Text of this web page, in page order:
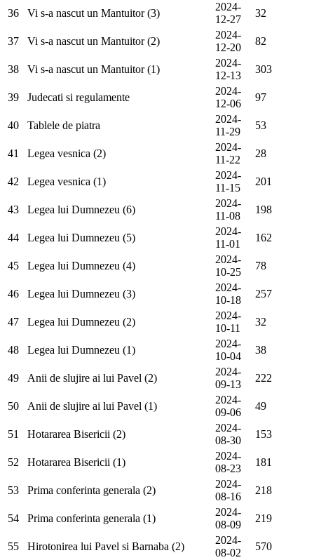
36 Vi s-a nascut un Mantuitor (3)
2024-
12-27
32
37 Vi s-a nascut un Mantuitor (2)
2024-
12-20
82
38 Vi s-a nascut un Mantuitor (1)
2024-
12-13
303
39 Judecati si regulamente
2024-
12-06
97
40 Tablele de piatra
2024-
11-29
53
41 Legea vesnica (2)
2024-
11-22
28
42 Legea vesnica (1)
2024-
11-15
201
43 Legea lui Dumnezeu (6)
2024-
11-08
198
44 Legea lui Dumnezeu (5)
2024-
11-01
162
45 Legea lui Dumnezeu (4)
2024-
10-25
78
46 Legea lui Dumnezeu (3)
2024-
10-18
257
47 Legea lui Dumnezeu (2)
2024-
10-11
32
48 Legea lui Dumnezeu (1)
2024-
10-04
38
49 Anii de slujire ai lui Pavel (2)
2024-
09-13
222
50 Anii de slujire ai lui Pavel (1)
2024-
09-06
49
51 Hotararea Bisericii (2)
2024-
08-30
153
52 Hotararea Bisericii (1)
2024-
08-23
181
53 Prima conferinta generala (2)
2024-
08-16
218
54 Prima conferinta generala (1)
2024-
08-09
219
55 Hirotonirea lui Pavel si Barnaba (2)
2024-
08-02
570